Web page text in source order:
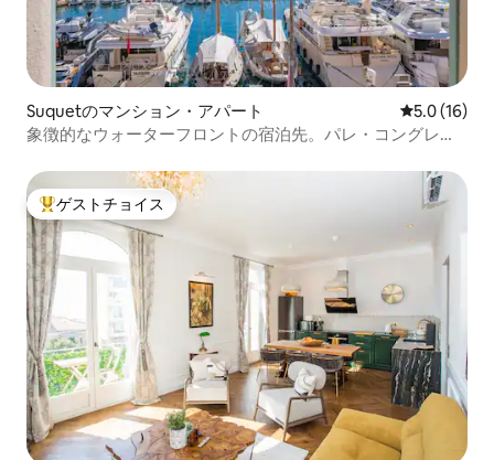
Suquetのマンション・アパート レビュー16
5.0 (16)
象徴的なウォーターフロントの宿泊先。パレ・コングレか
大好評のゲストチョイスです。
ゲストチョイス